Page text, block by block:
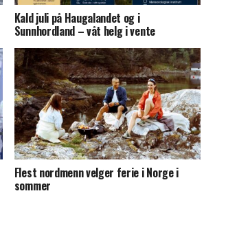
Kald juli på Haugalandet og i
Sunnhordland – våt helg i vente
Flest nordmenn velger ferie i Norge i
sommer